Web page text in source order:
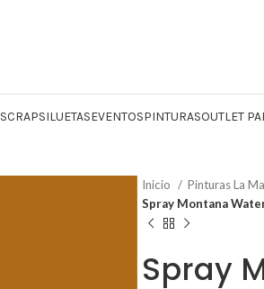
SCRAPSILUETASEVENTOSPINTURASOUTLET
Inicio Pinturas La
Spray Montana
Spray